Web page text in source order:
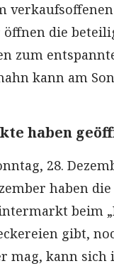
öffnen die
zum
kann am
haben
28.
haben
beim
gibt,
mag, kann